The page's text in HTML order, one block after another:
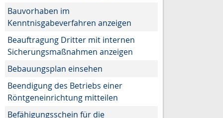
Bauvorhaben im
Kenntnisgabeverfahren anzeigen
Beauftragung Dritter mit internen
Sicherungsmaßnahmen anzeigen
Bebauungsplan einsehen
Beendigung des Betriebs einer
Röntgeneinrichtung mitteilen
Befähigungsschein für die